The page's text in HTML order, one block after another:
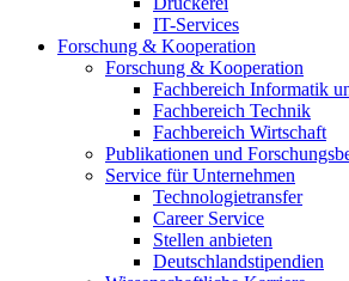
IT-Services
Forschung & Kooperation
Forschung & Kooperation
Fachbereich Informatik
Fachbereich Technik
Fachbereich Wirtschaft
Publikationen und
Service für Unternehmen
Technologietransfer
Career Service
Stellen anbieten
Deutschlandstipendien